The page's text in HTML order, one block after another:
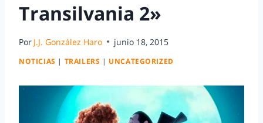
Transilvania 2»
Por J.J. González Haro junio 18, 2015
NOTICIAS | TRAILERS | UNCATEGORIZED